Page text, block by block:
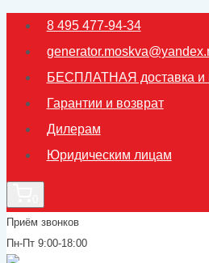
Перейти
содержимому
8 495 477-94-34
БЕСПЛАТНАЯ доставка и
Гарантии и возврат
Дилерам
Юридическим лицам
Приём звонков
Пн-Пт 9:00-18:00